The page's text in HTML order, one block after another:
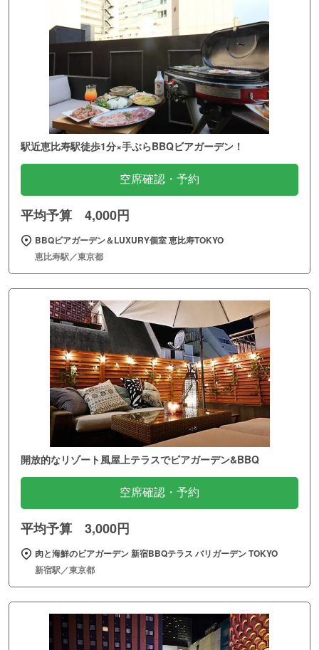
駅近恵比寿駅徒歩1分×手ぶらBBQビアガーデン！
空席確認・予約
平均予算 4,000円
BBQビアガーデン＆LUXURY個室 恵比寿TOKYO
恵比寿駅／東京都
開放的なリゾート風屋上テラスでビアガーデン&BBQ
空席確認・予約
平均予算 3,000円
肉と海鮮のビアガーデン 新宿BBQテラス バリガーデン TOKYO
新宿駅／東京都